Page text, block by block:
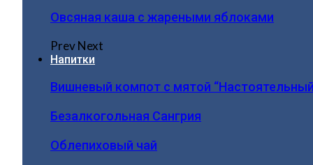
Овсяная каша с жареными яблоками
PrevNext
Напитки
Вишневый компот с мятой
Безалкогольная Сангрия
Облепиховый чай